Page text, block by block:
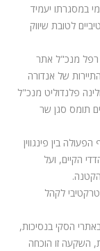
במסגרתו יעמיד
לטובת שיווק
רפל מנכ"ל אתר
של אנדורה
פלנדוליט מנכ"ל
תומס סגן שר
בין פינגווין
הקיים, ועל
לקהל
הסקי בנסיכות,
הרמות, השקעה זו הוכחה